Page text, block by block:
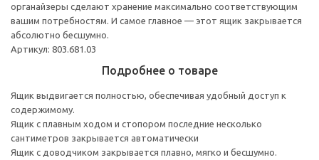
органайзеры сделают хранение максимально соответствующим
вашим потребностям. И самое главное — этот ящик закрывается
абсолютно бесшумно.
Артикул: 803.681.03
Подробнее о товаре
Ящик выдвигается полностью, обеспечивая удобный доступ к
содержимому.
Ящик с плавным ходом и стопором последние несколько
сантиметров закрывается автоматически
Ящик с доводчиком закрывается плавно, мягко и бесшумно.